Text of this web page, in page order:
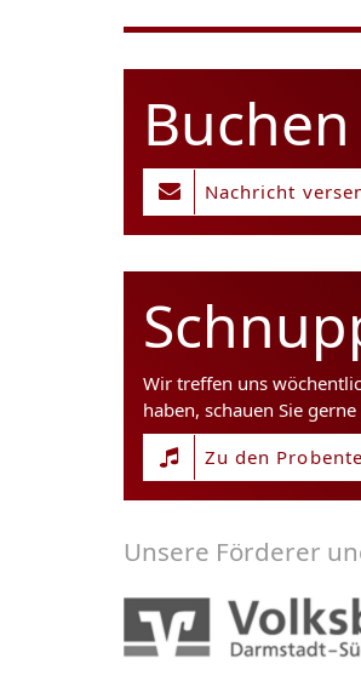
Nachricht
Wir treffen uns
haben, schauen Sie
Zu den
Unsere Förderer